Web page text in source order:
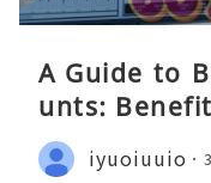
A Guide to
unts:
iyuoiuuio